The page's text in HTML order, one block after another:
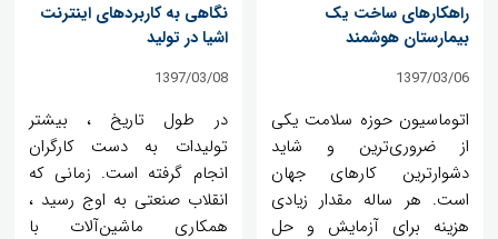
راهکارهای ساخت یک
بیمارستان هوشمند
1397/03/06
اتوماسیون حوزه سلامت یکی
از ضروری‌ترین و شاید
دشوارترین کارهای جهان
است. هر ساله مقدار زیادی
هزینه برای آزمایش و حل
نگاهی به کاربردهای اینترنت
اشیا در تولید
1397/03/08
در طول تاریخ ، بیشتر
تولیدات به دست کارگران
انجام گرفته است. زمانی که
انقلاب صنعتی به اوج رسید ،
همکاری ماشین‌آلات با